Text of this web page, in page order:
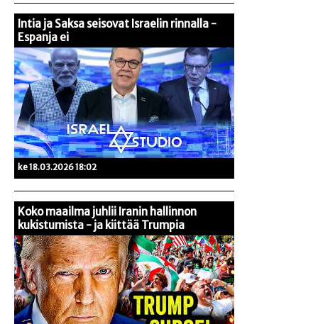
Intia ja Saksa seisovat Israelin rinnalla -
Espanja ei
ke 18.03.2026 18:02
Koko maailma juhlii Iranin hallinnon
kukistumista - ja kiittää Trumpia